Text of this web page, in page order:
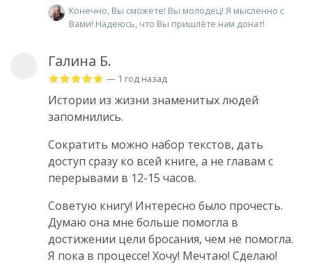
Конечно, Вы сможете! Вы молодец! Я мысленно с
Вами! Надеюсь, что Вы пришлёте нам донат!
Галина Б.
— 1 год назад
Истории из жизни знаменитых людей
запомнились.
Сократить можно набор текстов, дать
доступ сразу ко всей книге, а не главам с
перерывами в 12-15 часов.
Советую книгу! Интересно было прочесть.
Думаю она мне больше помогла в
достижении цели бросания, чем не помогла.
Я пока в процессе! Хочу! Мечтаю! Сделаю!